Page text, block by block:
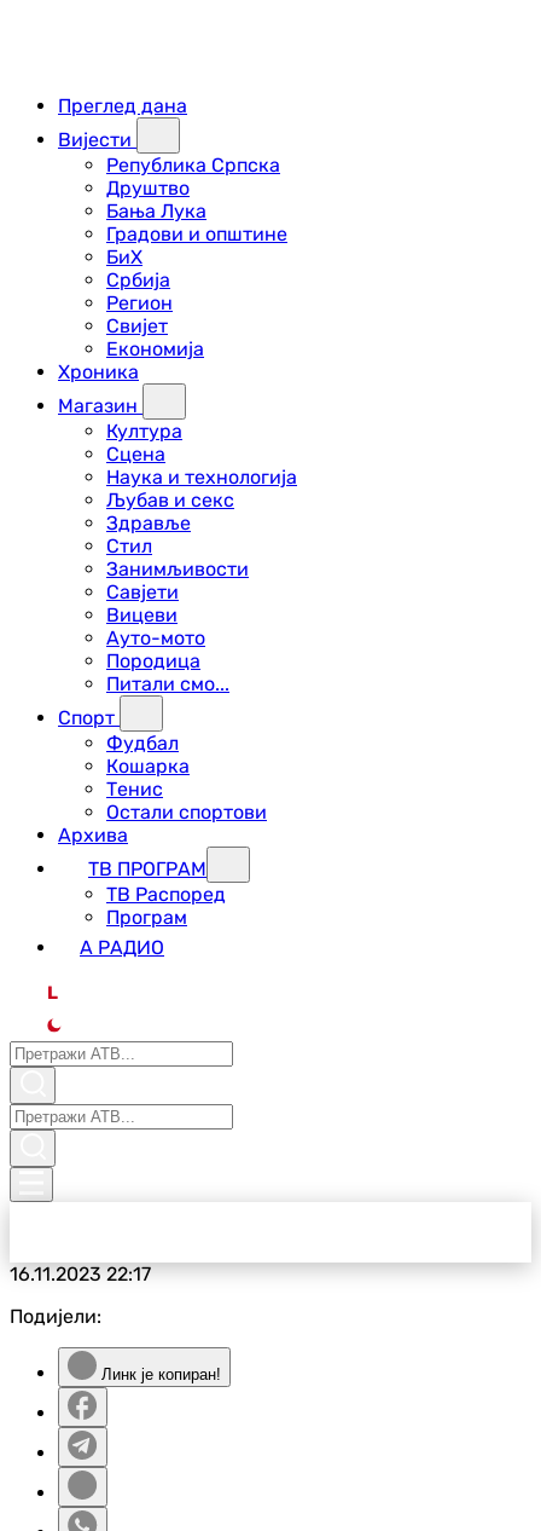
Преглед дана
Вијести
Република Српска
Друштво
Бања Лука
Градови и општине
БиХ
Србија
Регион
Свијет
Економија
Хроника
Магазин
Култура
Сцена
Наука и технологија
Љубав и секс
Здравље
Стил
Занимљивости
Савјети
Вицеви
Ауто-мото
Породица
Питали смо...
Спорт
Фудбал
Кошарка
Тенис
Остали спортови
Архива
ТВ ПРОГРАМ
ТВ Распоред
Програм
А РАДИО
L
16.11.202322:17
Подијели:
Линк је копиран!